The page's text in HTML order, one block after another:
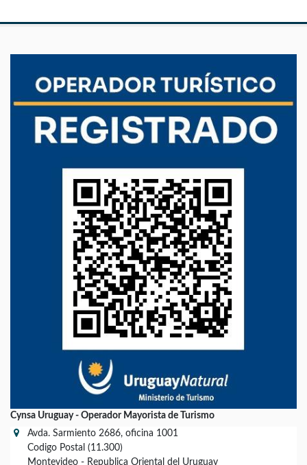
Cynsa Uruguay - Operador Mayorista de Turismo
Avda. Sarmiento 2686, oficina 1001
Codigo Postal (11.300)
Montevideo - Republica Oriental del Uruguay